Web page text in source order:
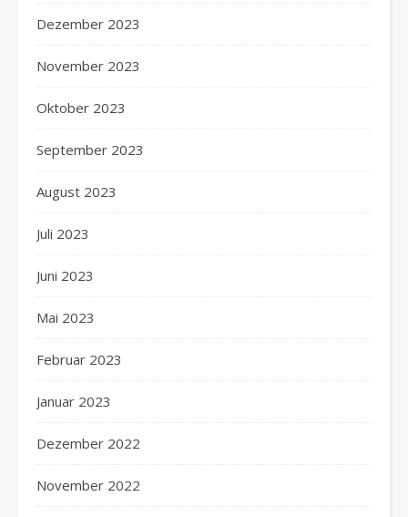
Dezember 2023
November 2023
Oktober 2023
September 2023
August 2023
Juli 2023
Juni 2023
Mai 2023
Februar 2023
Januar 2023
Dezember 2022
November 2022